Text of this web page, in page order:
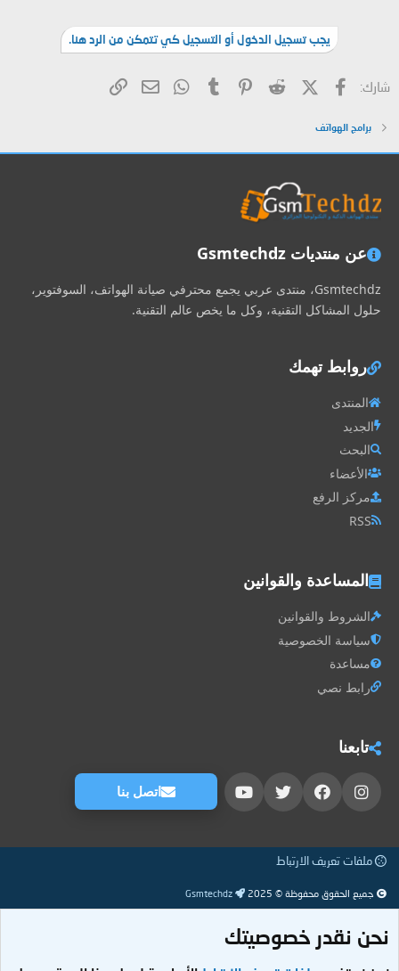
يجب تسجيل الدخول أو التسجيل كي تتمكن من الرد هنا.
شارك: فيسبوكX (Twitter)
Reddit
Pinterest
Tumblr
WhatsAppالبريد الإلكتروني
الرابط
برامج الهواتف
عن منتديات Gsmtechdz
Gsmtechdz، منتدى عربي يجمع محترفي صيانة الهواتف، السوفتوير،
حلول المشاكل التقنية، وكل ما يخص عالم التقنية.
روابط تهمك
المنتدى
الجديد
البحث
الأعضاء
مركز الرفع
RSS
المساعدة والقوانين
الشروط والقوانين
سياسة الخصوصية
مساعدة
رابط نصي
تابعنا
اتصل بنا
ملفات تعريف الارتباط
جميع الحقوق محفوظة © 2025 Gsmtechdz
نحن نقدر خصوصيتك